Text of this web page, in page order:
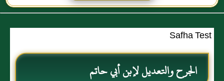
Safha Test
الجرح والتعديل لإبن أبي حاتم